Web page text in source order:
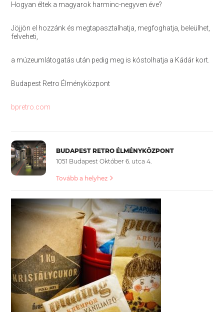
Hogyan éltek a magyarok harminc-negyven éve?
Jöjjön el hozzánk és megtapasztalhatja, megfoghatja, beleülhet,
felveheti,
a múzeumlátogatás után pedig meg is kóstolhatja a Kádár kort.
Budapest Retro Élményközpont
bpretro.com
BUDAPEST RETRO ÉLMÉNYKÖZPONT
1051 Budapest Október 6. utca 4.
Tovább a helyhez